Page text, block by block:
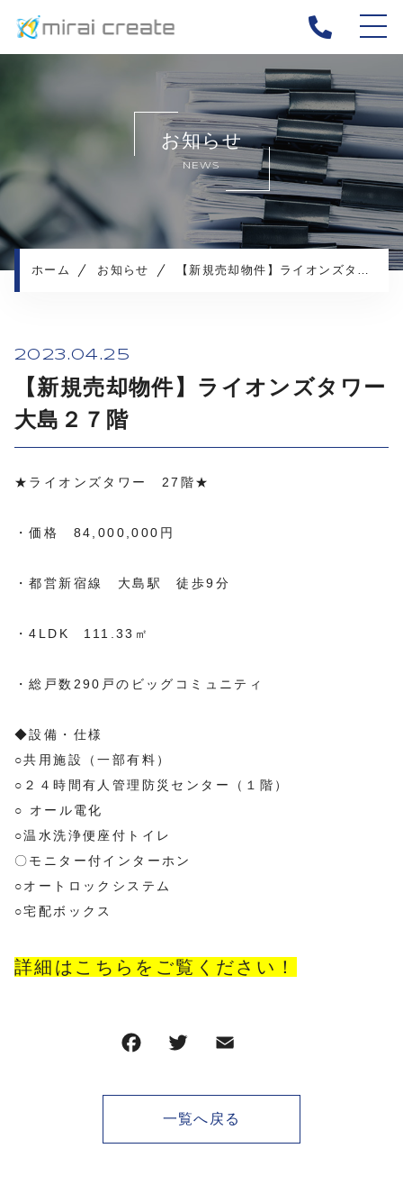
ホーム
当社について
ご相談事例
不動産売却メニュー
お客様の声
売却の流れ
お知らせ
NEWS
ホーム お知らせ 【新規売却物件】ライオンズタワー大島２７階
2023.04.25
【新規売却物件】ライオンズタワー
大島２７階
★ライオンズタワー 27階★
・価格 84,000,000円
・都営新宿線 大島駅 徒歩9分
・4LDK 111.33㎡
・総戸数290戸のビッグコミュニティ
◆設備・仕様
○共用施設（一部有料）
○２４時間有人管理防災センター（１階）
○ オール電化
○温水洗浄便座付トイレ
〇モニター付インターホン
○オートロックシステム
○宅配ボックス
詳細はこちらをご覧ください！
一覧へ戻る